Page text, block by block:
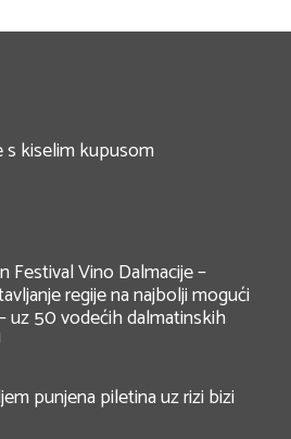
s kiselim kupusom
Festival Vino Dalmacije –
regije na najbolji mogući
uz 50 vodećih dalmatinskih
punjena piletina uz rizi bizi